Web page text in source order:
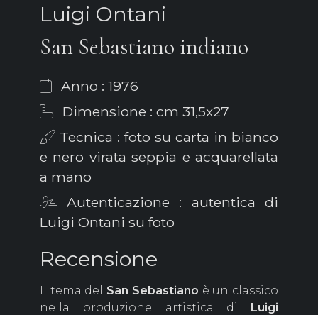
Luigi Ontani
San Sebastiano indiano
Anno : 1976
Dimensione : cm 31,5x27
Tecnica : foto su carta in bianco
e nero virata seppia e acquarellata
a mano
Autenticazione : autentica di
Luigi Ontani su foto
Recensione
Il tema del San Sebastiano è un classico
nella produzione artistica di Luigi